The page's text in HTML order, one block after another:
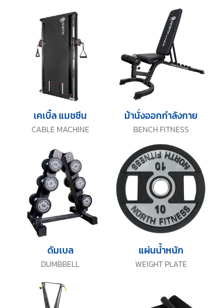
CABLE MACHINE
เคเบิ้ล แมชชีน
BENCH FITNESS
ม้านั่งออกกำลังกาย
DUMBBELL
ดัมเบล
WEIGHT PLATE
แผ่นน้ำหนัก